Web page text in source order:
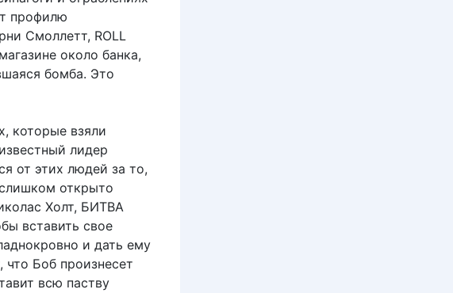
профилю
Смоллетт, ROLL
около банка,
бомба. Это
которые взяли
лидер
от этих людей за то,
открыто
Холт, БИТВА
вставить свое
и дать ему
что Боб произнесет
всю паству